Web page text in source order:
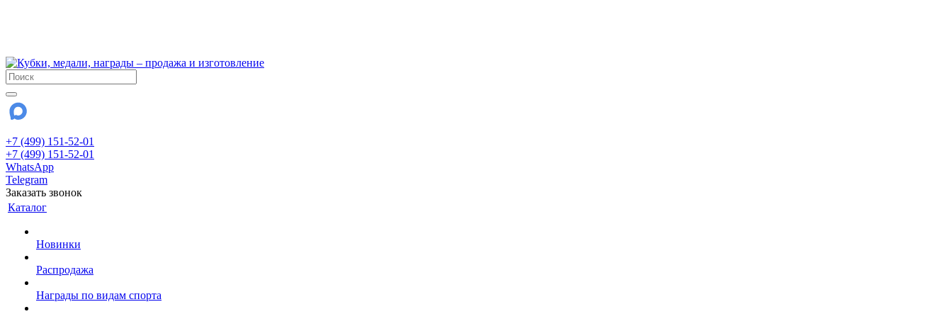
+7 (499) 151-52-01
+7 (499) 151-52-01
WhatsApp
Telegram
Заказать звонок
Каталог
Новинки
Распродажа
Награды по видам спорта